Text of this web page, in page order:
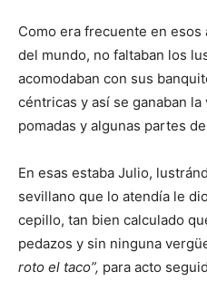
Como era frecuente en
del mundo, no faltaban los
acomodaban con sus
céntricas y así se ganaban
pomadas y algunas partes
En esas estaba Julio,
sevillano que lo atendía le
cepillo, tan bien calculado
pedazos y sin ninguna
roto el taco”, para acto